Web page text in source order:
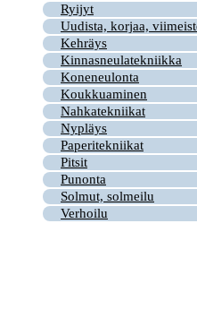
Ryijyt
Uudista, korjaa,
Kehräys
Kinnasneulatekniikka
Koneneulonta
Koukkuaminen
Nahkatekniikat
Nypläys
Paperitekniikat
Pitsit
Punonta
Solmut, solmeilu
Verhoilu